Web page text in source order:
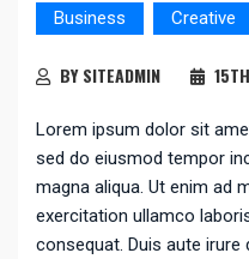
Business Creative
BY SITEADMIN
Lorem ipsum dolor sit
sed do eiusmod tempor
magna aliqua. Ut enim ad
exercitation ullamco
consequat. Duis aute irure